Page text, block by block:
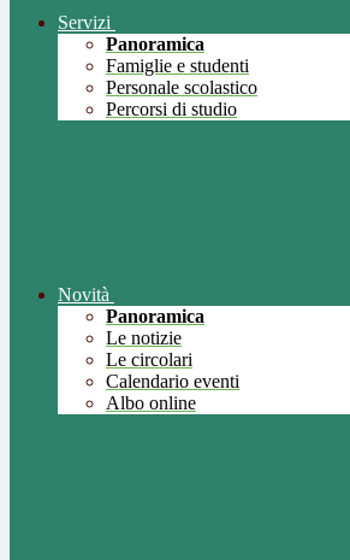
Servizi
Panoramica
Famiglie e studenti
Personale scolastico
Percorsi di studio
Novità
Panoramica
Le notizie
Le circolari
Calendario eventi
Albo online